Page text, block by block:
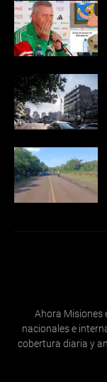
Ahora Misiones
nacionales e
cobertura diaria y